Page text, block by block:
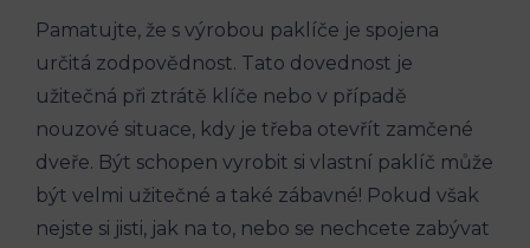
Pamatujte, že s výrobou paklíče je spojena
určitá zodpovědnost. Tato dovednost je
užitečná při ztrátě klíče nebo v případě
nouzové situace, kdy je třeba otevřít zamčené
dveře. Být schopen vyrobit si vlastní paklíč může
být velmi užitečné a také zábavné! Pokud však
nejste si jisti, jak na to, nebo se nechcete zabývat